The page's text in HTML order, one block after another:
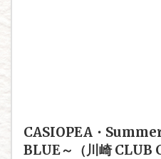
CASIOPEA・
BLUE～（川崎 CLUB